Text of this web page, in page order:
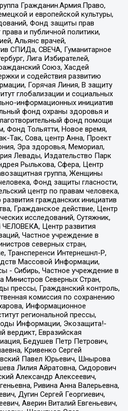
Гражданин.Армия.Право,
и европейской культуры,
Фонд защиты прав
и публичной политики,
Альянс врачей,
СПИДа, СВЕЧА, Гуманитарное
Лига Избирателей,
Союз, Хасдей
и содействия развитию
Горячая Линия, В защиту
глобализации и социальных
информационных инициатив
фонд охраны здоровья и
фонд помощи
Фонд Тольятти, Новое время,
Так, Сова, центр Анна, Проект
Эра здоровья, Мемориал,
Левады, Издательство Парк
Рылькова, Сфера, Центр
группа, Женщины
Фонд защиты гласности,
центр по правам человека,
гражданских инициатив
Гражданское действие, Центр
исследований, Сутяжник,
Центр развития
Частное учреждение в
северных стран,
Трансперенси Интернешнл-Р,
Массовой Информации,
- Сибирь, Частное учреждение в
Министров Северных Стран,
прессы, Гражданский контроль,
комиссия по сохранению
Информационное
региональной прессы,
Информации, Экозащита!-
вердикт, Евразийская
Бедушев Петр Петрович,
Кривенко Сергей
Павел Юрьевич, Шнырова
Лилия Айратовна, Сидорович
Александр Алексеевич,
Ривина Анна Валерьевна,
Дугин Сергей Георгиевич,
Аверин Виталий Евгеньевич,